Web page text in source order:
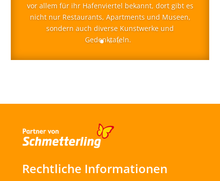
vor allem für ihr Hafenviertel bekannt, dort gibt es
nicht nur Restaurants, Apartments und Museen,
sondern auch diverse Kunstwerke und
Gedenktafeln.
Rechtliche Informationen